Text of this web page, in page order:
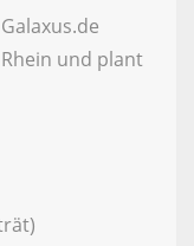
und plant